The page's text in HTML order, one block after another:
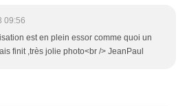
09:56
est en plein essor comme quoi un
finit ,très jolie photo<br /> JeanPaul